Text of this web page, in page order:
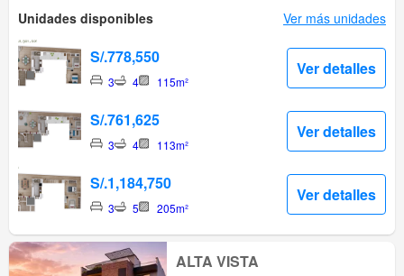
Unidades disponibles Ver más unidades
S/.778,550
3 4 115m²
Ver detalles
S/.761,625
3 4 113m²
Ver detalles
S/.1,184,750
3 5 205m²
Ver detalles
ALTA VISTA